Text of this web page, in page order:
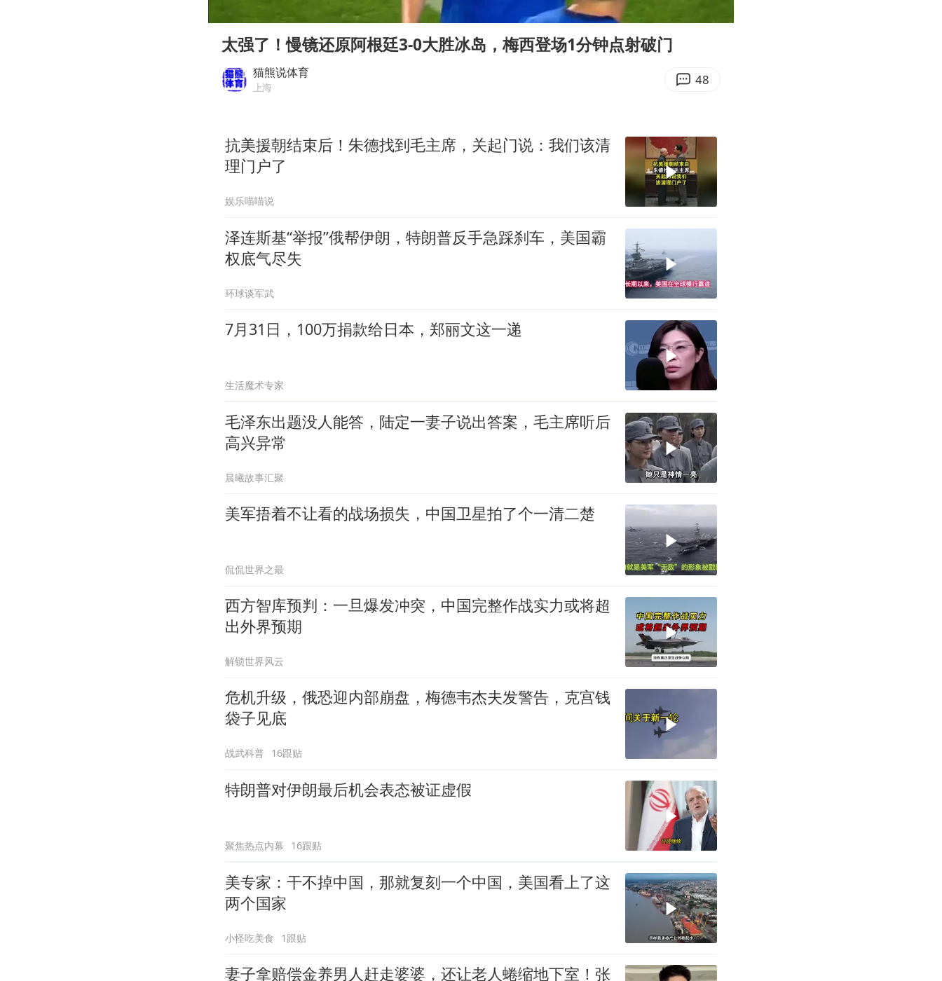
97岁英国奶奶飞上天再破吉尼斯纪录
中国稀土盘中涨停
27岁女子成组织卖淫集团主犯被通缉
太强了！慢镜还原阿根廷3-0大胜冰岛，梅西登场1分钟点射破门
猫熊说体育
上海 48
抗美援朝结束后！朱德找到毛主席，关起门说：我们该清
理门户了
娱乐喵喵说
泽连斯基“举报”俄帮伊朗，特朗普反手急踩刹车，美国霸
权底气尽失
环球谈军武
7月31日，100万捐款给日本，郑丽文这一递
生活魔术专家
毛泽东出题没人能答，陆定一妻子说出答案，毛主席听后
高兴异常
晨曦故事汇聚
美军捂着不让看的战场损失，中国卫星拍了个一清二楚
侃侃世界之最
西方智库预判：一旦爆发冲突，中国完整作战实力或将超
出外界预期
解锁世界风云
危机升级，俄恐迎内部崩盘，梅德韦杰夫发警告，克宫钱
袋子见底
战武科普 16跟贴
特朗普对伊朗最后机会表态被证虚假
聚焦热点内幕 16跟贴
美专家：干不掉中国，那就复刻一个中国，美国看上了这
两个国家
小怪吃美食 1跟贴
妻子拿赔偿金养男人赶走婆婆，还让老人蜷缩地下室！张